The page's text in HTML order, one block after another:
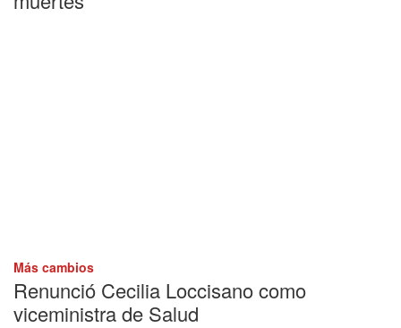
Más cambios
Renunció Cecilia Loccisano como
viceministra de Salud